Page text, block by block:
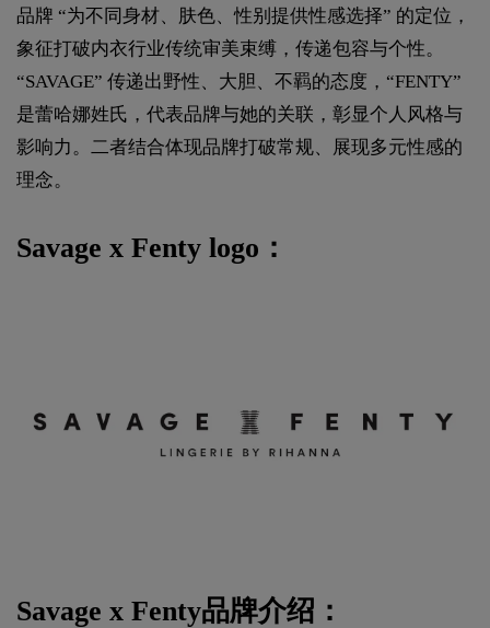
品牌 “为不同身材、肤色、性别提供性感选择” 的定位，
象征打破内衣行业传统审美束缚，传递包容与个性。
“SAVAGE” 传递出野性、大胆、不羁的态度，“FENTY”
是蕾哈娜姓氏，代表品牌与她的关联，彰显个人风格与
影响力。二者结合体现品牌打破常规、展现多元性感的
理念。
Savage x Fenty logo：
Savage x Fenty品牌介绍：